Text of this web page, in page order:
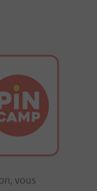
vous